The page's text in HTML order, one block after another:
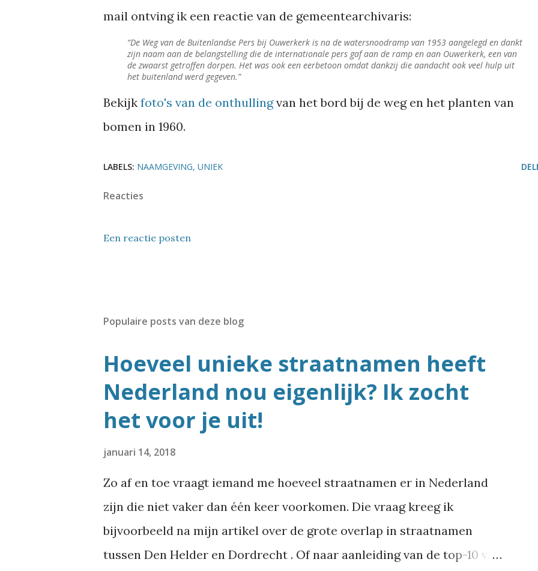
mail ontving ik een reactie van de gemeentearchivaris:
De Weg van de Buitenlandse Pers bij Ouwerkerk is na de watersnoodramp van 1953 aangelegd en dankt
zijn naam aan de belangstelling die de internationale pers gaf aan de ramp en aan Ouwerkerk, een van
de zwaarst getroffen dorpen. Het was ook een eerbetoon omdat dankzij die aandacht ook veel hulp uit
het buitenland werd gegeven.
Bekijk foto's van de onthullingvan het bord bij de weg en het planten van
bomen in 1960.
LABELS: NAAMGEVING UNIEK
Reacties
Een reactie posten
Populaire posts van deze blog
Hoeveel unieke straatnamen heeft
Nederland nou eigenlijk? Ik zocht
het voor je uit!
januari 14, 2018
Zo af en toe vraagt iemand me hoeveel straatnamen er in Nederland
zijn die niet vaker dan één keer voorkomen. Die vraag kreeg ik
bijvoorbeeld na mijn artikel over de grote overlap in straatnamen
tussen Den Helder en Dordrecht . Of naar aanleiding van de top-10 van